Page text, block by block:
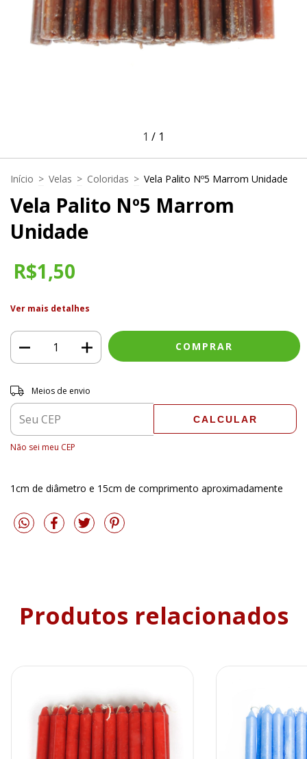
1 / 1
Início > Velas > Coloridas > Vela Palito Nº5 Marrom Unidade
Vela Palito Nº5 Marrom
Unidade
R$1,50
Ver mais detalhes
Entregas para o CEP:
Meios de envio
CALCULAR
Não sei meu CEP
1cm de diâmetro e 15cm de comprimento aproximadamente
Produtos relacionados